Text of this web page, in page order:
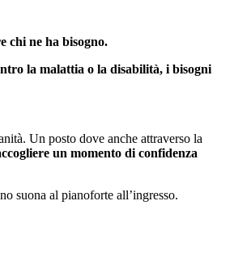
chi ne ha bisogno.
la malattia o la disabilità, i bisogni
Un posto dove anche attraverso la
un momento di confidenza
suona al pianoforte all’ingresso.